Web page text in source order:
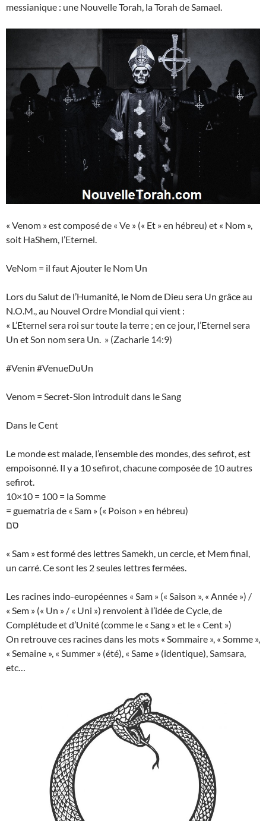
messianique : une Nouvelle Torah, la Torah de Samael.
« Venom » est composé de « Ve » (« Et » en hébreu) et « Nom »,
soit HaShem, l’Eternel.
VeNom = il faut Ajouter le Nom Un
Lors du Salut de l’Humanité, le Nom de Dieu sera Un grâce au
N.O.M., au Nouvel Ordre Mondial qui vient :
« L’Eternel sera roi sur toute la terre ; en ce jour, l’Eternel sera
Un et Son nom sera Un. » (Zacharie 14:9)
#Venin #VenueDuUn
Venom = Secret-Sion introduit dans le Sang
Dans le Cent
Le monde est malade, l’ensemble des mondes, des sefirot, est
empoisonné. Il y a 10 sefirot, chacune composée de 10 autres
sefirot.
10×10 = 100 = la Somme
= guematria de « Sam » (« Poison » en hébreu)
סם
« Sam » est formé des lettres Samekh, un cercle, et Mem final,
un carré. Ce sont les 2 seules lettres fermées.
Les racines indo-européennes « Sam » (« Saison », « Année ») /
« Sem » (« Un » / « Uni ») renvoient à l’idée de Cycle, de
Complétude et d’Unité (comme le « Sang » et le « Cent »)
On retrouve ces racines dans les mots « Sommaire », « Somme »,
« Semaine », « Summer » (été), « Same » (identique), Samsara,
etc…